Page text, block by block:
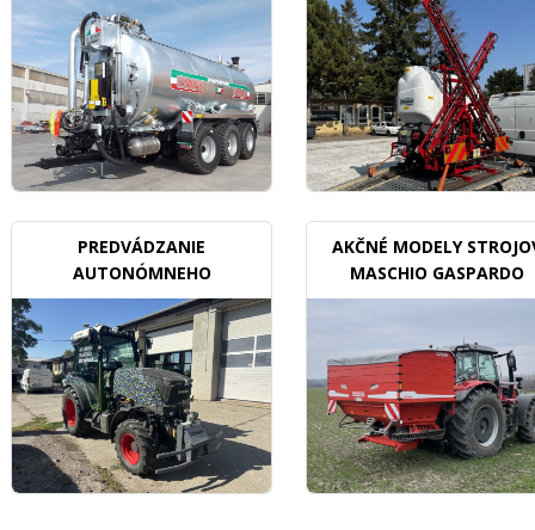
PREDVÁDZANIE
AUTONÓMNEHO
TRAKTORU V SADOCH
AKČNÉ MODELY
MASCHIO GASPARDO